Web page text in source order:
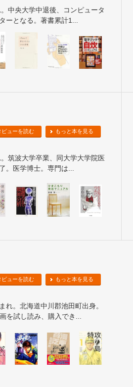
中央大学中退後、コンピュータ
ーとなる。著書累計1...
もっと本を見る
ビューを読む
筑波大学卒業、同大学大学院医
。医学博士。専門は...
もっと本を見る
ビューを読む
れ。北海道中川郡池田町出身。
を試し読み、購入でき...